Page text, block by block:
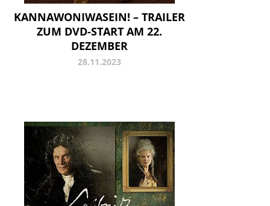
KANNAWONIWASEIN! – TRAILER
ZUM DVD-START AM 22.
DEZEMBER
28.11.2023